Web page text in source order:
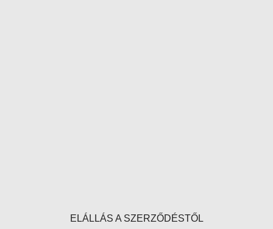
ELÁLLÁS A SZERZŐDÉSTŐL